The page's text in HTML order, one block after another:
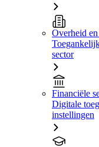
Overheid
sector
Financiële
Digitale
instellingen